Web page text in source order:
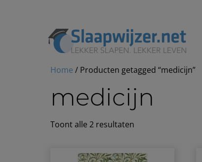
Home / Producten getagged “medicijn”
medicijn
Toont alle 2 resultaten